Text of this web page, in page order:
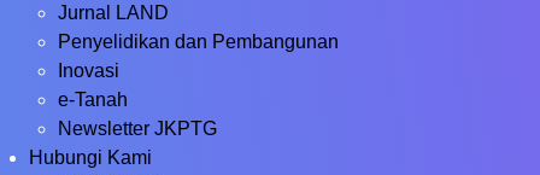
Jurnal LAND
Penyelidikan dan Pembangunan
Inovasi
e-Tanah
Newsletter JKPTG
Hubungi Kami